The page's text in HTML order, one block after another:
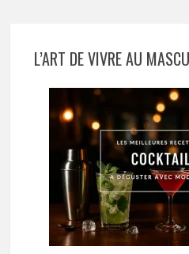
L’ART DE VIVRE AU